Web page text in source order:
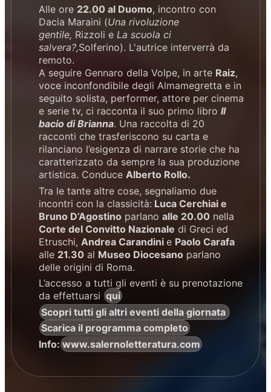
Alle ore 22.00 al Duomo, incontro con
Dacia Maraini (Una rivoluzione
gentile, Rizzoli e La scuola ci
salvera?,Solferino). L'autrice interverrà da
remoto.
A seguire Gennaro della Volpe, in arte Raiz,
voce inconfondibile degli Almamegretta e in
seguito solista, performer, attore per cinema
e serie tv, ci racconta il suo primo libro Il
bacio di Brianna. Una raccolta di 20
racconti che trasferiscono su carta e
rilanciano l’esigenza di narrare storie che ha
caratterizzato da sempre la sua produzione
artistica. Conduce Alberto Rollo.
Tra le tante altre cose, segnaliamo due
incontri con la classicità: Luca Cerchiai e
Bruno D’Agostino parlano alle 20.00 nella
Corte del Convitto Nazionale di Greci ed
Etruschi, Andrea Carandini e Paolo Carafa
alle 21.30 al Museo Diocesano parlano
delle origini di Roma.
L’accesso a tutti gli eventi è su prenotazione
da effettuarsi qui
Scopri tutti gli altri eventi della giornata
Scarica il programma completo
Info: www.salernoletteratura.com